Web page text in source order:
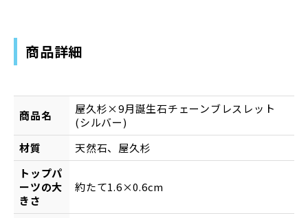
商品詳細
商品名
屋久杉×9月誕生石チェーンブレスレット
(シルバー)
材質
天然石、屋久杉
トップパ
ーツの大
きさ
約たて1.6×0.6cm